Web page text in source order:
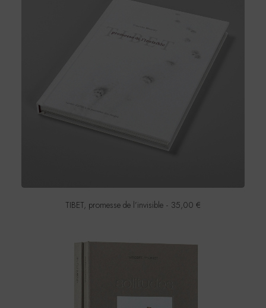
TIBET, promesse de l’invisible 35,00 €